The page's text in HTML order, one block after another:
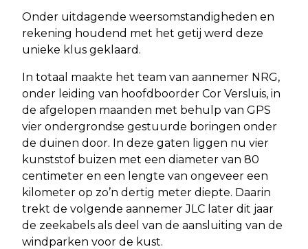
Onder uitdagende weersomstandigheden en
rekening houdend met het getij werd deze
unieke klus geklaard.
In totaal maakte het team van aannemer NRG,
onder leiding van hoofdboorder Cor Versluis, in
de afgelopen maanden met behulp van GPS
vier ondergrondse gestuurde boringen onder
de duinen door. In deze gaten liggen nu vier
kunststof buizen met een diameter van 80
centimeter en een lengte van ongeveer een
kilometer op zo’n dertig meter diepte. Daarin
trekt de volgende aannemer JLC later dit jaar
de zeekabels als deel van de aansluiting van de
windparken voor de kust.